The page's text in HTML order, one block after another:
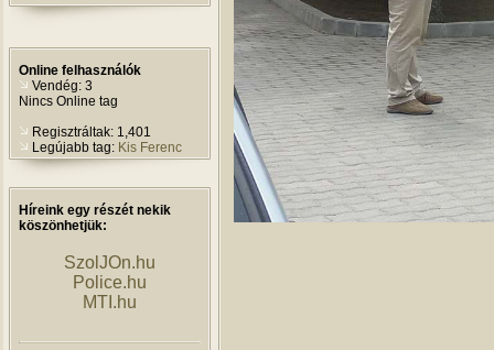
Online felhasználók
Vendég: 3
Nincs Online tag
Regisztráltak: 1,401
Legújabb tag: Kis Ferenc
Híreink egy részét nekik
köszönhetjük:
SzolJOn.hu
Police.hu
MTI.hu